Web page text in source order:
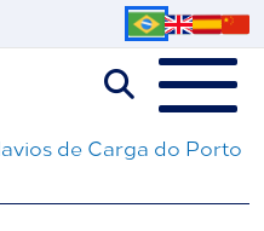
de Carga do Porto